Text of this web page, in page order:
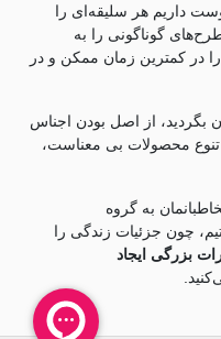
داریم هر سلیقه‌ای را
طرح‌های گوناگونی را به
را در کمترین زمان ممکن و در
بگردید، از اصل بودن اجناس
تنوع محصولات بی معناست،
به گروه
چون جزئيات زندگی را
بزرگی ایجاد